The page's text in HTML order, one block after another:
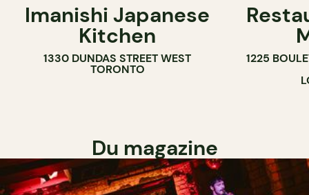
Imanishi Japanese
Kitchen
1330 DUNDAS STREET WEST
TORONTO
1225
Du magazine